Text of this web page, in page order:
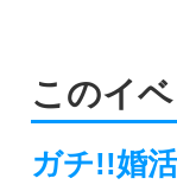
このイ
ガチ!!婚